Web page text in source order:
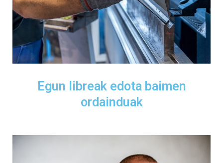
Egun libreak edota baimen
ordainduak